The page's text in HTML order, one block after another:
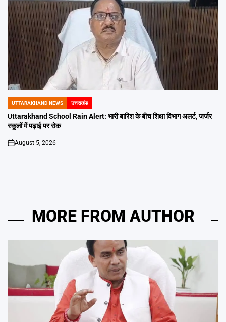
POSTED
IN
UTTARAKHAND NEWS उत्तराखंड
Uttarakhand School Rain Alert: भारी बारिश के बीच शिक्षा विभाग अलर्ट, जर्जर
स्कूलों में पढ़ाई पर रोक
on
August 5, 2026
MORE FROM AUTHOR